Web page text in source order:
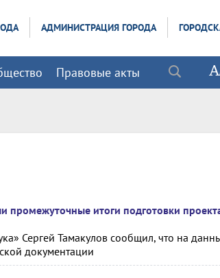
АДМИНИСТРАЦИЯ ГОРОДА
Правовые акты
промежуточные итоги подготовки
Сергей Тамакулов сообщил, что на
документации